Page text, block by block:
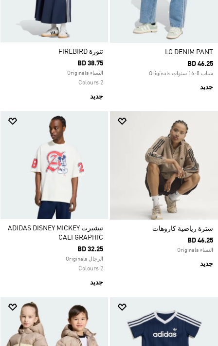
LO DENIM PANT
BD 46.25
شباب 8-16 سنوات Originals
جديد
تنورة FIREBIRD
BD 38.75
النساء Originals
2 Colours
جديد
سترة رياضية كاروهات
BD 46.25
النساء Originals
جديد
تيشيرت ADIDAS DISNEY MICKEY
CALI GRAPHIC
BD 32.25
الرجال Originals
2 Colours
جديد